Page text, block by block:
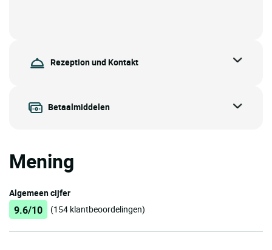
Rezeption und Kontakt
Betaalmiddelen
Mening
Algemeen cijfer
9.6/10 (154 klantbeoordelingen)